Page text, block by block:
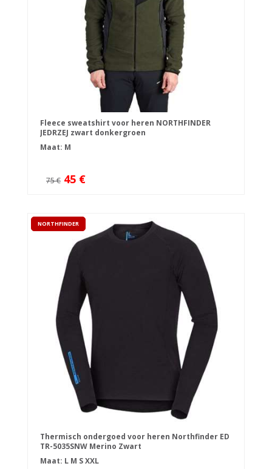
Fleece sweatshirt voor heren NORTHFINDER
JEDRZEJ zwart donkergroen
Maat: M
75 € 45 €
NORTHFINDER
Thermisch ondergoed voor heren Northfinder ED
TR-5035SNW Merino Zwart
Maat: L M SXXL